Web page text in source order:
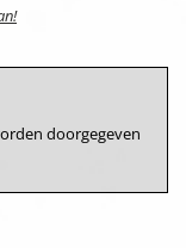
doorgegeven